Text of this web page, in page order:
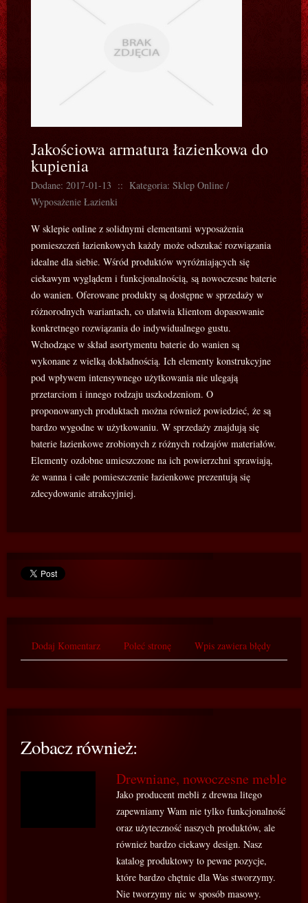
Jakościowa armatura łazienkowa do
kupienia
Dodane: 2017-01-13 :: Kategoria: Sklep Online /
Wyposażenie Łazienki
W sklepie online z solidnymi elementami wyposażenia
pomieszczeń łazienkowych każdy może odszukać rozwiązania
idealne dla siebie. Wśród produktów wyróżniających się
ciekawym wyglądem i funkcjonalnością, są nowoczesne baterie
do wanien. Oferowane produkty są dostępne w sprzedaży w
różnorodnych wariantach, co ułatwia klientom dopasowanie
konkretnego rozwiązania do indywidualnego gustu.
Wchodzące w skład asortymentu baterie do wanien są
wykonane z wielką dokładnością. Ich elementy konstrukcyjne
pod wpływem intensywnego użytkowania nie ulegają
przetarciom i innego rodzaju uszkodzeniom. O
proponowanych produktach można również powiedzieć, że są
bardzo wygodne w użytkowaniu. W sprzedaży znajdują się
baterie łazienkowe zrobionych z różnych rodzajów materiałów.
Elementy ozdobne umieszczone na ich powierzchni sprawiają,
że wanna i całe pomieszczenie łazienkowe prezentują się
zdecydowanie atrakcyjniej.
Dodaj Komentarz Poleć stronę Wpis zawiera błędy
Zobacz również:
Drewniane, nowoczesne meble
Jako producent mebli z drewna litego
zapewniamy Wam nie tylko funkcjonalność
oraz użyteczność naszych produktów, ale
również bardzo ciekawy design. Nasz
katalog produktowy to pewne pozycje,
które bardzo chętnie dla Was stworzymy.
Nie tworzymy nic w sposób masowy.